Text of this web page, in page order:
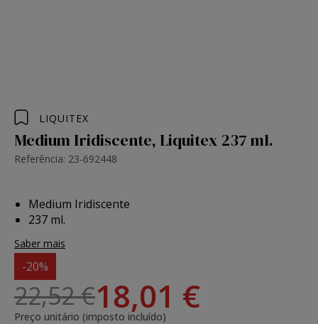
LIQUITEX
Medium Iridiscente, Liquitex 237 ml.
Referência: 23-692448
Medium Iridiscente
237 ml.
Saber mais
-20%
22,52 €18,01 €
Preço unitário (imposto incluído)